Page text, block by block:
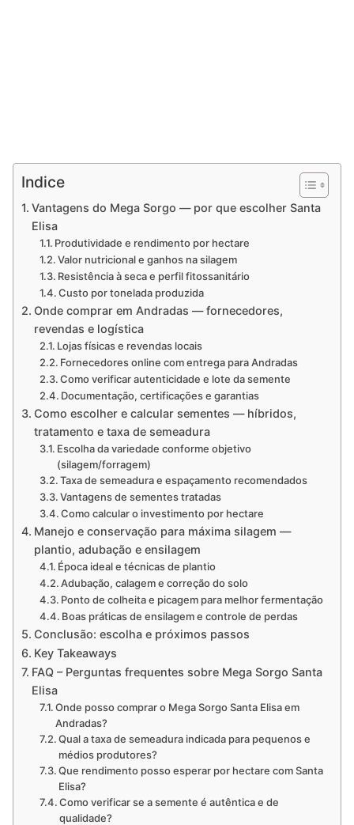
Indice
Vantagens do Mega Sorgo — por que escolher Santa
Elisa
Produtividade e rendimento por hectare
Valor nutricional e ganhos na silagem
Resistência à seca e perfil fitossanitário
Custo por tonelada produzida
Onde comprar em Andradas — fornecedores,
revendas e logística
Lojas físicas e revendas locais
Fornecedores online com entrega para Andradas
Como verificar autenticidade e lote da semente
Documentação, certificações e garantias
Como escolher e calcular sementes — híbridos,
tratamento e taxa de semeadura
Escolha da variedade conforme objetivo
(silagem/forragem)
Taxa de semeadura e espaçamento recomendados
Vantagens de sementes tratadas
Como calcular o investimento por hectare
Manejo e conservação para máxima silagem —
plantio, adubação e ensilagem
Época ideal e técnicas de plantio
Adubação, calagem e correção do solo
Ponto de colheita e picagem para melhor fermentação
Boas práticas de ensilagem e controle de perdas
Conclusão: escolha e próximos passos
Key Takeaways
FAQ – Perguntas frequentes sobre Mega Sorgo Santa
Elisa
Onde posso comprar o Mega Sorgo Santa Elisa em
Andradas?
Qual a taxa de semeadura indicada para pequenos e
médios produtores?
Que rendimento posso esperar por hectare com Santa
Elisa?
Como verificar se a semente é autêntica e de
qualidade?